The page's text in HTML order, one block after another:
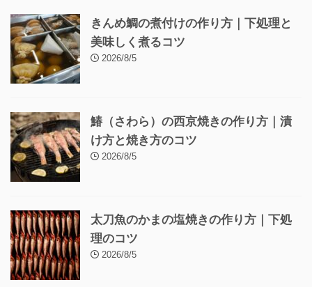
きんめ鯛の煮付けの作り方｜下処理と
美味しく煮るコツ
2026/8/5
鰆（さわら）の西京焼きの作り方｜漬
け方と焼き方のコツ
2026/8/5
太刀魚のかまの塩焼きの作り方｜下処
理のコツ
2026/8/5